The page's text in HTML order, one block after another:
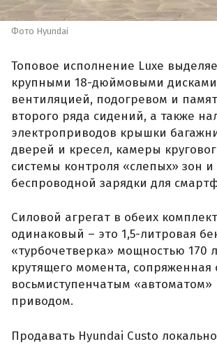
Фото Hyundai
Топовое исполнение Luxe
крупными 18-дюймовыми
вентиляцией, подогревом и
второго ряда сидений, а также
электроприводов крышки
дверей и кресел, камеры
системы контроля «слепых» зон и
беспроводной зарядки для
Силовой агрегат в обеих
одинаковый – это 1,5-литровая
«турбочетверка» мощностью 170
крутящего момента, сопряженная
восьмиступенчатым
приводом.
Продавать Hyundai Custo